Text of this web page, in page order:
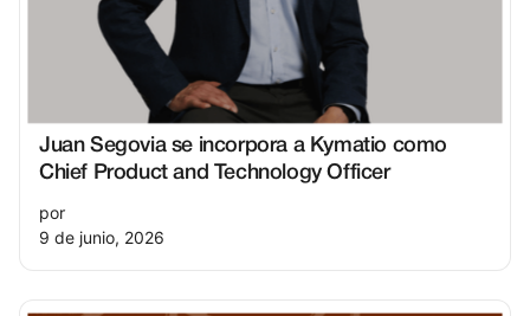
Juan Segovia se incorpora a Kymatio como
Chief Product and Technology Officer
por
9 de junio, 2026